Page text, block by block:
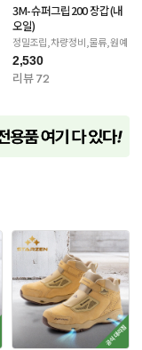
3M-슈퍼그립200 장갑(내
오일)
정밀조립,차량정비,물류,원예
2,530
리뷰 72